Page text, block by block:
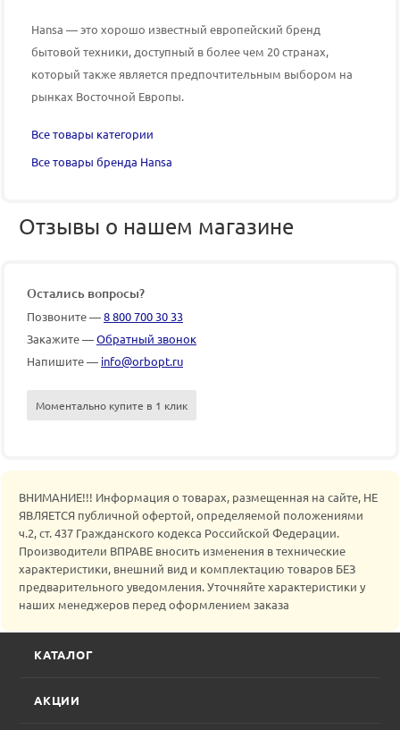
Hansa — это хорошо известный европейский бренд
бытовой техники, доступный в более чем 20 странах,
который также является предпочтительным выбором на
рынках Восточной Европы.
Все товары категории
Все товары бренда Hansa
Отзывы о нашем магазине
Остались вопросы?
Позвоните —8 800 700 30 33
Закажите —Обратный звонок
Напишите — info@orbopt.ru
Моментально купите в 1 клик
ВНИМАНИЕ!!! Информация о товарах, размещенная на сайте, НЕ
ЯВЛЯЕТСЯ публичной офертой, определяемой положениями
ч.2, ст. 437 Гражданского кодекса Российской Федерации.
Производители ВПРАВЕ вносить изменения в технические
характеристики, внешний вид и комплектацию товаров БЕЗ
предварительного уведомления. Уточняйте характеристики у
наших менеджеров перед оформлением заказа
КАТАЛОГ
АКЦИИ